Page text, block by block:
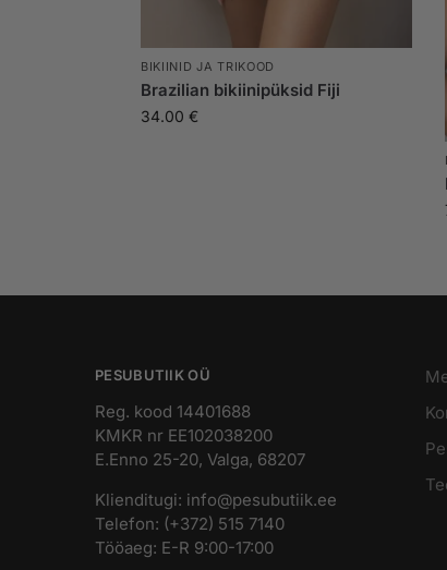
BIKIINID JA TRIKOOD
Brazilian bikiinipüksid Fiji
34.00 €
PESUBUTIIK OÜ
Reg. kood 14401688
KMKR nr EE102038200
E.Enno 25-20, Valga, 68207
Klienditugi: info@pesubutiik.ee
Telefon: (+372) 515 7140
Tööaeg: E-R 9:00-17:00